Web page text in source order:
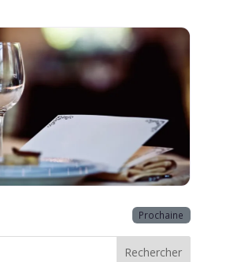
Prochaine
Rechercher